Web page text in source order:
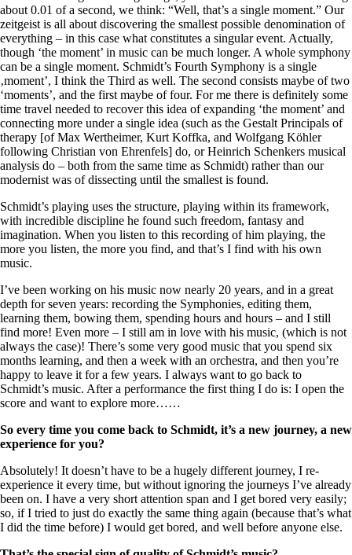
about 0.01 of a second, we think: “Well, that’s a single moment.” Our
zeitgeist is all about discovering the smallest possible denomination of
everything – in this case what constitutes a singular event. Actually,
though ‘the moment’ in music can be much longer. A whole symphony
can be a single moment. Schmidt’s Fourth Symphony is a single
‚moment’, I think the Third as well. The second consists maybe of two
‘moments’, and the first maybe of four. For me there is definitely some
time travel needed to recover this idea of expanding ‘the moment’ and
connecting more under a single idea (such as the Gestalt Principals of
therapy [of Max Wertheimer, Kurt Koffka, and Wolfgang Köhler
following Christian von Ehrenfels] do, or Heinrich Schenkers musical
analysis do – both from the same time as Schmidt) rather than our
modernist was of dissecting until the smallest is found.
Schmidt’s playing uses the structure, playing within its framework,
with incredible discipline he found such freedom, fantasy and
imagination. When you listen to this recording of him playing, the
more you listen, the more you find, and that’s I find with his own
music.
I’ve been working on his music now nearly 20 years, and in a great
depth for seven years: recording the Symphonies, editing them,
learning them, bowing them, spending hours and hours – and I still
find more! Even more – I still am in love with his music, (which is not
always the case)! There’s some very good music that you spend six
months learning, and then a week with an orchestra, and then you’re
happy to leave it for a few years. I always want to go back to
Schmidt’s music. After a performance the first thing I do is: I open the
score and want to explore more……
So every time you come back to Schmidt, it’s a new journey, a new
experience for you?
Absolutely! It doesn’t have to be a hugely different journey, I re-
experience it every time, but without ignoring the journeys I’ve already
been on. I have a very short attention span and I get bored very easily;
so, if I tried to just do exactly the same thing again (because that’s what
I did the time before) I would get bored, and well before anyone else.